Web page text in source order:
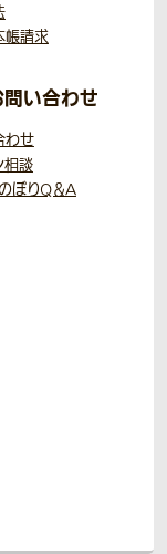
帳請求
い合わせ
わせ
相談
ぼりQ＆A